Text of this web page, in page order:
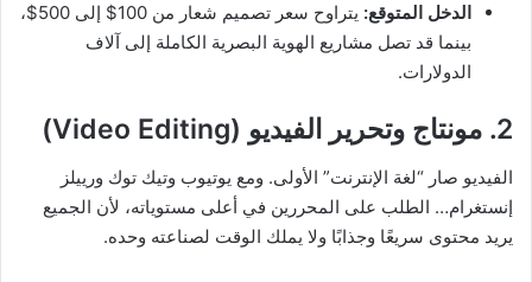
الدخل المتوقع:
يتراوح سعر تصميم شعار من 100$ إلى 500$،
بينما قد تصل مشاريع الهوية البصرية الكاملة إلى آلاف
الدولارات.
2. مونتاج وتحرير الفيديو (Video Editing)
الفيديو صار “لغة الإنترنت” الأولى. ومع يوتيوب وتيك توك ورييلز
إنستغرام… الطلب على المحررين في أعلى مستوياته، لأن الجميع
يريد محتوى سريعًا وجذابًا ولا يملك الوقت لصناعته وحده.